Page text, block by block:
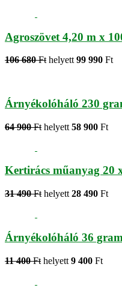
Agroszövet 4,20 m x
106 680 Ft helyett 99 990 Ft
Árnyékolóháló 230
64 900 Ft helyett 58 900 Ft
Kertirács műanyag 20
31 490 Ft helyett 28 490 Ft
Árnyékolóháló 36
11 400 Ft helyett 9 400 Ft